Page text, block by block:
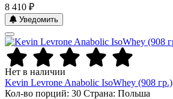
8 410 ₽
Уведомить
Нет в наличии
Kevin Levrone Anabolic IsoWhey (908 гр.)
Кол-во порций: 30 Страна: Польша